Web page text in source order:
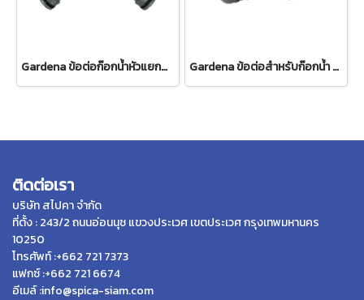
Gardena ข้อต่อก๊อกน้ำหัวแยกสองทาง 26.5 มม. (3/4") (00938-20) Gardena ข้อต่อสำหรับก๊อกน้ำ ขนาด 3/4" (26.5 มม.) (00921-50)
ติดต่อเรา
บริษัท สไปคา จำกัด
ที่ตั้ง : 243/2 ถนนอ่อนนุช แขวงประเวศ เขตประเวศ กรุงเทพมหานคร
10250
โทรศัพท์ :+662 721 7373
แฟกซ์ :+662 721 6674
อีเมล์ :info@spica-siam.com